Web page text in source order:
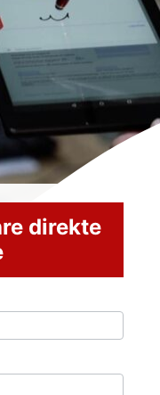
direkte